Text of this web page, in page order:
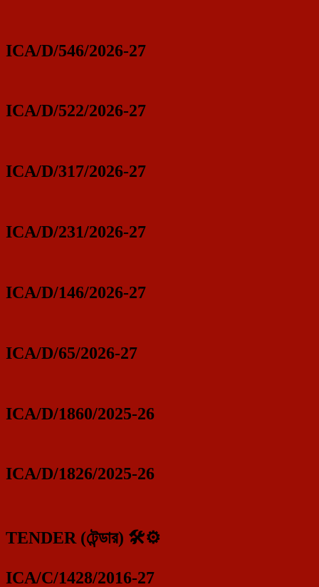
ICA/D/546/2026-27
ICA/D/522/2026-27
ICA/D/317/2026-27
ICA/D/231/2026-27
ICA/D/146/2026-27
ICA/D/65/2026-27
ICA/D/1860/2025-26
ICA/D/1826/2025-26
TENDER (টেন্ডার) 🛠️⚙️
ICA/C/1428/2016-27